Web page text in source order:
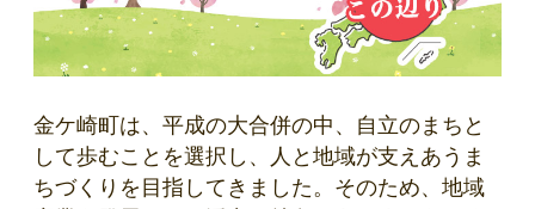
金ケ崎町は、平成の大合併の中、自立のまちと
して歩むことを選択し、人と地域が支えあうま
ちづくりを目指してきました。そのため、地域